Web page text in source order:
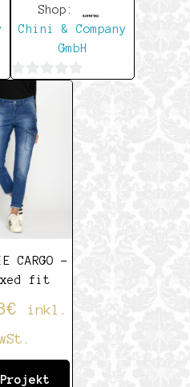
Shop:
Chini & Company
GmbH
von
5
CARGO –
fit
€
inkl.